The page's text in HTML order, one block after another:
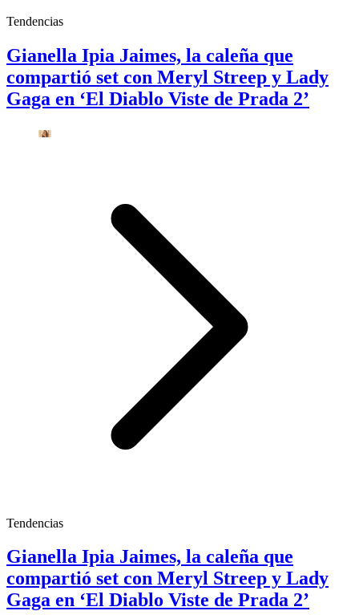
Tendencias
Gianella Ipia Jaimes, la caleña que
compartió set con Meryl Streep y Lady
Gaga en ‘El Diablo Viste de Prada 2’
Tendencias
Gianella Ipia Jaimes, la caleña que
compartió set con Meryl Streep y Lady
Gaga en ‘El Diablo Viste de Prada 2’